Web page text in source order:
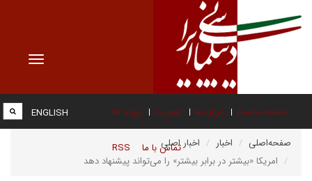
Toggle
صفحه نخست درباره ما عضویت پیوند ها
تماس با ما RSS
ENGLISH
صفحه‌اصلی اخبار
اخبار اصلی
امریکا «بیشتر در برابر بیشتر» را می‌تواند پیشنهاد دهد